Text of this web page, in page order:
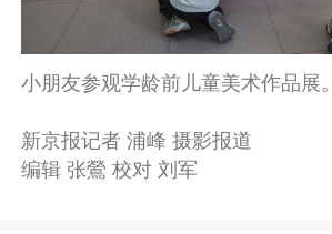
小朋友参观学龄前儿童美术作品展。
新京报记者 浦峰 摄影报道
编辑 张鶯 校对 刘军